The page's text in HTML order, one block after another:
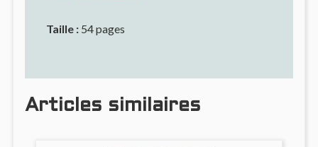
Taille : 54 pages
Articles similaires